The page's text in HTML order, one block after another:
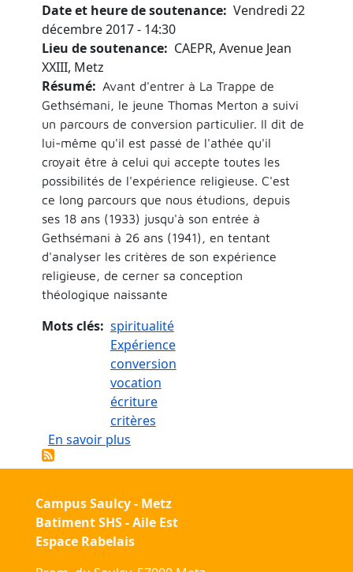
Date et heure de soutenance
Vendredi 22
décembre 2017 - 14:30
Lieu de soutenance
CAEPR, Avenue Jean
XXIII, Metz
Résumé
Avant d'entrer à La Trappe de
Gethsémani, le jeune Thomas Merton a suivi
un parcours de conversion particulier. Il dit de
lui-même qu'il est passé de l'athée qu'il
croyait être à celui qui accepte toutes les
possibilités de l'expérience religieuse. C'est
ce long parcours que nous étudions, depuis
ses 18 ans (1933) jusqu'à son entrée à
Gethsémani à 26 ans (1941), en tentant
d'analyser les critères de son expérience
religieuse, de cerner sa conception
théologique naissante
Mots clés
spiritualité
Expérience
conversion
vocation
écriture
critères
En savoir plussur Les expériences religieuses de
Campus Saulcy - Metz
Batiment SHS - Aile Est
Espace Rabelais